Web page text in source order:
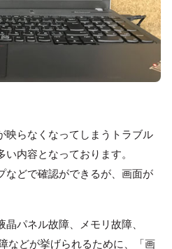
映らなくなってしまうトラブル
内容となっております。
などで確認ができるが、画面が
パネル故障、メモリ故障、
などが挙げられるために、「画